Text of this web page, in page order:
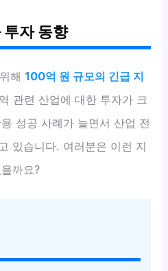
투자 동향
해100억 원 규모의 긴급 지
관련 산업에 대한 투자가 크
성공 사례가 늘면서 산업 전
있습니다. 여러분은 이런 지
까요?